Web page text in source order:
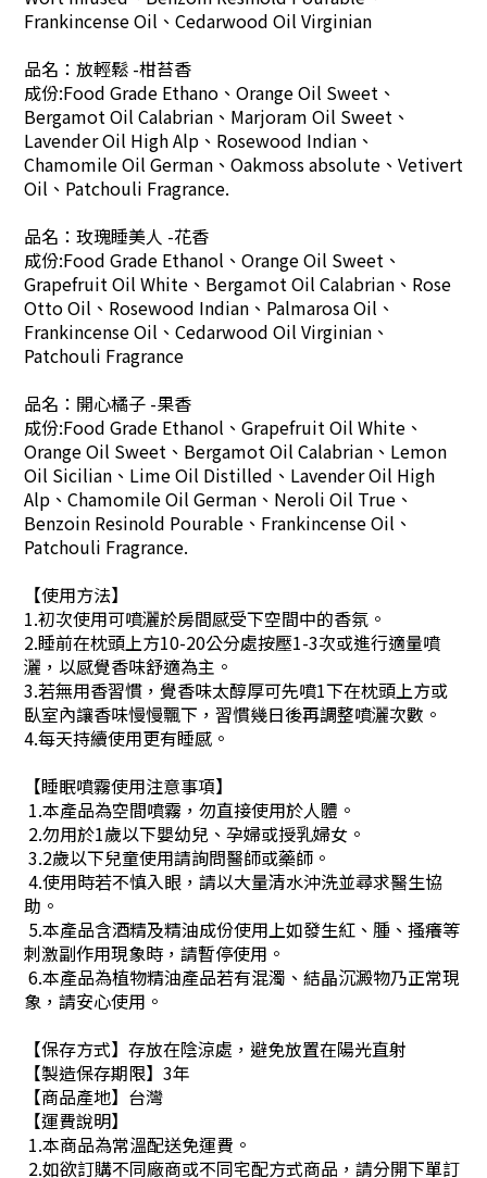
Frankincense Oil、Cedarwood Oil Virginian
品名：放輕鬆 -柑苔香
成份:Food Grade Ethano、Orange Oil Sweet、
Bergamot Oil Calabrian、Marjoram Oil Sweet、
Lavender Oil High Alp、Rosewood Indian、
Chamomile Oil German、Oakmoss absolute、Vetivert
Oil、Patchouli Fragrance.
品名：玫瑰睡美人 -花香
成份:Food Grade Ethanol、Orange Oil Sweet、
Grapefruit Oil White、Bergamot Oil Calabrian、Rose
Otto Oil、Rosewood Indian、Palmarosa Oil、
Frankincense Oil、Cedarwood Oil Virginian、
Patchouli Fragrance
品名：開心橘子 -果香
成份:Food Grade Ethanol、Grapefruit Oil White、
Orange Oil Sweet、Bergamot Oil Calabrian、Lemon
Oil Sicilian、Lime Oil Distilled、Lavender Oil High
Alp、Chamomile Oil German、Neroli Oil True、
Benzoin Resinold Pourable、Frankincense Oil、
Patchouli Fragrance.
【使用方法】
1.初次使用可噴灑於房間感受下空間中的香氛。
2.睡前在枕頭上方10-20公分處按壓1-3次或進行適量噴
灑，以感覺香味舒適為主 。
3.若無用香習慣，覺香味太醇厚可先噴1下在枕頭上方或
臥室內讓香味慢慢飄下，習慣幾日後再調整噴灑次數 。
4.每天持續使用更有睡感。
【睡眠噴霧使用注意事項】
1.本產品為空間噴霧，勿直接使用於人體。
2.勿用於1歲以下嬰幼兒、孕婦或授乳婦女。
3.2歲以下兒童使用請詢問醫師或藥師。
4.使用時若不慎入眼，請以大量清水沖洗並尋求醫生協
助。
5.本產品含酒精及精油成份使用上如發生紅、腫、搔癢等
刺激副作用現象時，請暫停使用。
6.本產品為植物精油產品若有混濁、結晶沉澱物乃正常現
象，請安心使用。
【保存方式】存放在陰涼處，避免放置在陽光直射
【製造保存期限】3年
【商品產地】台灣
【運費說明】
1.本商品為常溫配送免運費。
2.如欲訂購不同廠商或不同宅配方式商品，請分開下單訂